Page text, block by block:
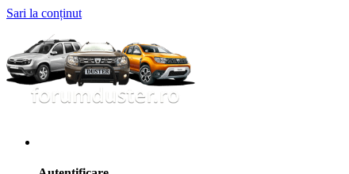
Sari la conținut